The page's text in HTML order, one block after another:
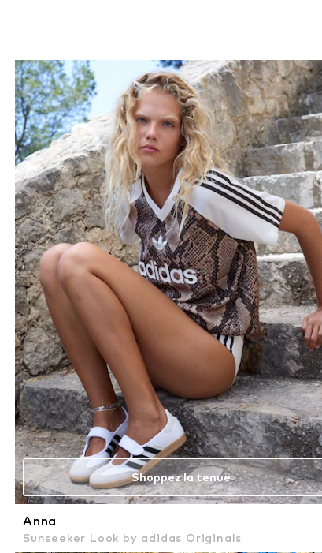
Shoppez la tenue
Anna
Sunseeker Look by adidas Originals